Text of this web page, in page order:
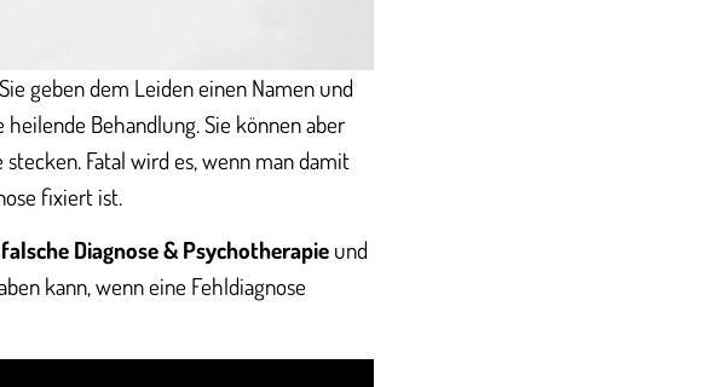
geben dem Leiden einen Namen und
Behandlung. Sie können aber
Fatal wird es, wenn man damit
fixiert ist.
falsche Diagnose & Psychotherapie und
kann, wenn eine Fehldiagnose